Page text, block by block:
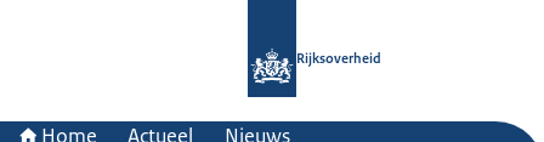
Rijksoverheid
Home Actueel Nieuws